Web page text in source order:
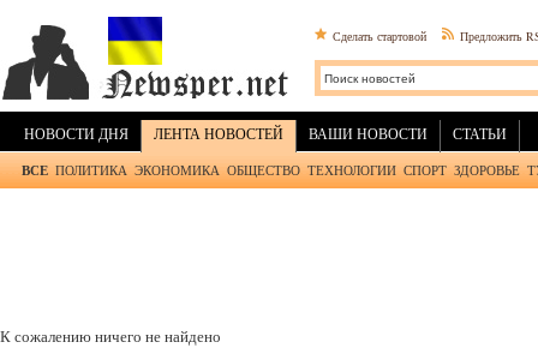
Сделать стартовой Предложить
НОВОСТИ ДНЯ ЛЕНТА НОВОСТЕЙ ВАШИ НОВОСТИ
СТАТЬИ
ВСЕ ПОЛИТИКА ЭКОНОМИКА ОБЩЕСТВО ТЕХНОЛОГИИ СПОРТ ЗДОРОВЬЕ
К сожалению ничего не найдено